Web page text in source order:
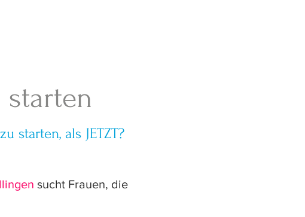
starten
starten, als JETZT?
sucht Frauen, die